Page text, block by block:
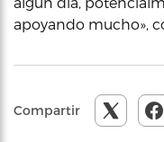
apoyando mucho»,
Compartir